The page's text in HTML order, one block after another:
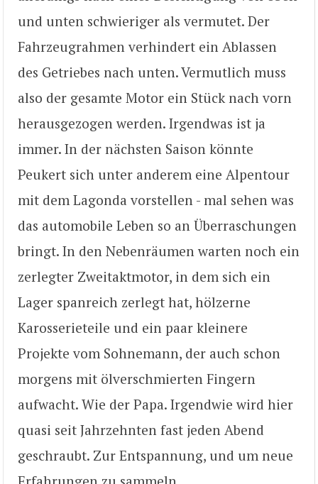
und unten schwieriger als vermutet. Der
Fahrzeugrahmen verhindert ein Ablassen
des Getriebes nach unten. Vermutlich muss
also der gesamte Motor ein Stück nach vorn
herausgezogen werden. Irgendwas ist ja
immer. In der nächsten Saison könnte
Peukert sich unter anderem eine Alpentour
mit dem Lagonda vorstellen - mal sehen was
das automobile Leben so an Überraschungen
bringt. In den Nebenräumen warten noch ein
zerlegter Zweitaktmotor, in dem sich ein
Lager spanreich zerlegt hat, hölzerne
Karosserieteile und ein paar kleinere
Projekte vom Sohnemann, der auch schon
morgens mit ölverschmierten Fingern
aufwacht. Wie der Papa. Irgendwie wird hier
quasi seit Jahrzehnten fast jeden Abend
geschraubt. Zur Entspannung, und um neue